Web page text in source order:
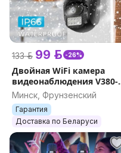
133 р. 99 р. -26%
Двойная WiFi камера
видеонаблюдения V380-
MOC-P11 с мигалкой и AI
датчиком, умная IP-
камера для улицы
Минск, Фрунзенский
Гарантия
Доставка по Беларуси